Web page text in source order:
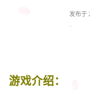
发布于
游戏介绍：